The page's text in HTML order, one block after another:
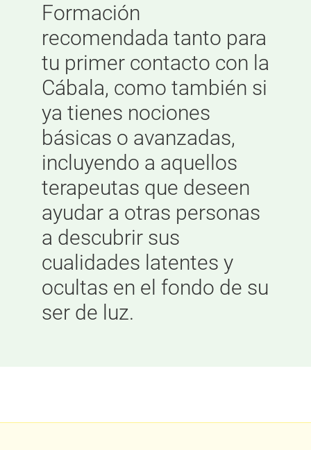
Formación
recomendada tanto para
tu primer contacto con la
Cábala, como también si
ya tienes nociones
básicas o avanzadas,
incluyendo a aquellos
terapeutas que deseen
ayudar a otras personas
a descubrir sus
cualidades latentes y
ocultas en el fondo de su
ser de luz.